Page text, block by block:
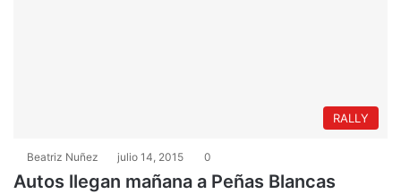
RALLY
Beatriz Nuñez julio 14, 2015 0
Autos llegan mañana a Peñas Blancas